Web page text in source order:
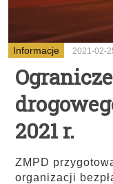
Informacje 2021-02-
2021 r.
ZMPD
organizacji